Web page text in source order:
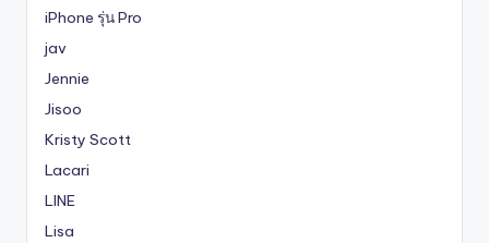
iPhone รุ่น Pro
jav
Jennie
Jisoo
Kristy Scott
Lacari
LINE
Lisa